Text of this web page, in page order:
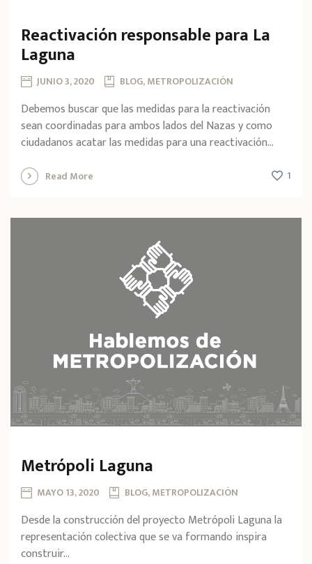
Reactivación responsable para La
Laguna
JUNIO 3, 2020 BLOG, METROPOLIZACIÓN
Debemos buscar que las medidas para la reactivación
sean coordinadas para ambos lados del Nazas y como
ciudadanos acatar las medidas para una reactivación...
Read More 1
Metrópoli Laguna
MAYO 13, 2020 BLOG, METROPOLIZACIÓN
Desde la construcción del proyecto Metrópoli Laguna la
representación colectiva que se va formando inspira
construir...